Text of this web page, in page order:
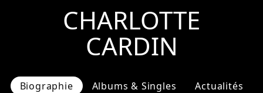
CHARLOTTE
CARDIN
Biographie Albums & Singles Actualités